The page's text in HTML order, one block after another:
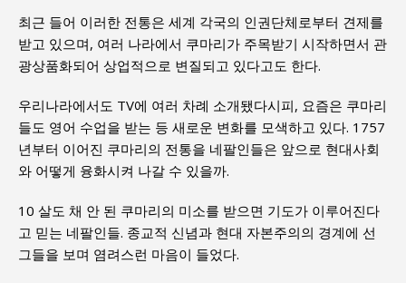
최근 들어 이러한 전통은 세계 각국의 인권단체로부터 견제를
받고 있으며, 여러 나라에서 쿠마리가 주목받기 시작하면서 관
광상품화되어 상업적으로 변질되고 있다고도 한다.
우리나라에서도 TV에 여러 차례 소개됐다시피, 요즘은 쿠마리
들도 영어 수업을 받는 등 새로운 변화를 모색하고 있다. 1757
년부터 이어진 쿠마리의 전통을 네팔인들은 앞으로 현대사회
와 어떻게 융화시켜 나갈 수 있을까.
10 살도 채 안 된 쿠마리의 미소를 받으면 기도가 이루어진다
고 믿는 네팔인들. 종교적 신념과 현대 자본주의의 경계에 선
그들을 보며 염려스런 마음이 들었다.